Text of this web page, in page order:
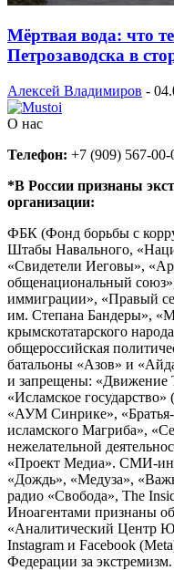
Мёртвая вода: что
Петрозаводска в
Алексей Владимиров -
О нас
Телефон: +7 (909) 567-00-
*В России признаны
организации:
ФБК (Фонд борьбы с
Штабы Навального,
«Свидетели Иеговы»,
общенациональный
иммиграции», «Правый
им. Степана Бандеры»,
крымскотатарского
общероссийская
батальоны «Азов» и
и запрещены: «Движение
«Исламское
«АУМ Синрике», «Братья-
исламского Магриба»,
нежелательной
«Проект Медиа». СМИ-
«Дождь», «Медуза»,
радио «Свобода», The
Иноагентами признаны
«Аналитический Центр
Instagram и Facebook
Федерации за экстремизм.